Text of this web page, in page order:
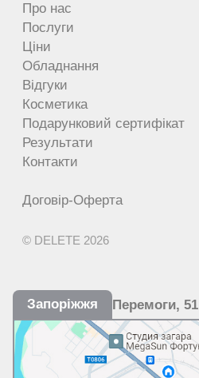
Про нас
Послуги
Ціни
Обладнання
Відгуки
Косметика
Подарунковий сертифікат
Результати
Контакти
Договір-Оферта
© DELETE 2026
Запоріжжя Перемоги, 51